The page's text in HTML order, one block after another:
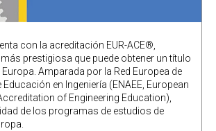
con la acreditación EUR-ACE®,
prestigiosa que puede obtener un título
Europa. Amparada por la Red Europea de
en Ingeniería (ENAEE, European
of Engineering Education),
de los programas de estudios de